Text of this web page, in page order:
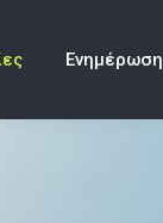
Ενημέρωση